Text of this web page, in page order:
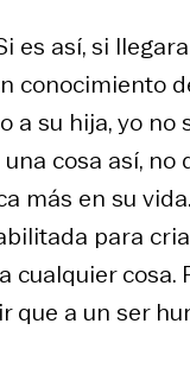
es así, si
conocimiento
a su hija, yo no
cosa así, no
más en su
para
cualquier cosa.
que a un ser